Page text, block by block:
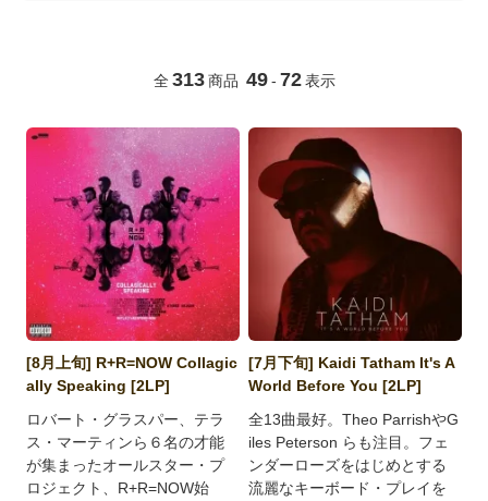
全 313 商品 49 - 72 表示
[8月上旬] R+R=NOW Collagic
ally Speaking [2LP]
ロバート・グラスパー、テラ
ス・マーティンら６名の才能
が集まったオールスター・プ
ロジェクト、R+R=NOW始
[7月下旬] Kaidi Tatham It's A
World Before You [2LP]
全13曲最好。Theo ParrishやG
iles Peterson らも注目。フェ
ンダーローズをはじめとする
流麗なキーボード・プレイを